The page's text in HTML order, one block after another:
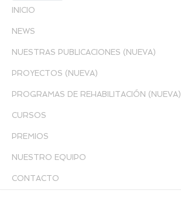
INICIO
NEWS
NUESTRAS PUBLICACIONES (NUEVA)
PROYECTOS (NUEVA)
PROGRAMAS DE REHABILITACIÓN (NUEVA)
CURSOS
PREMIOS
NUESTRO EQUIPO
CONTACTO